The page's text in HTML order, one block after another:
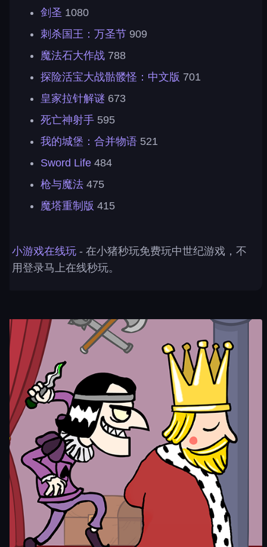
剑圣 1080
刺杀国王：万圣节 909
魔法石大作战 788
探险活宝大战骷髅怪：中文版 701
皇家拉针解谜 673
死亡神射手 595
我的城堡：合并物语 521
Sword Life 484
枪与魔法 475
魔塔重制版 415
小游戏在线玩 - 在小猪秒玩免费玩中世纪游戏，不
用登录马上在线秒玩。